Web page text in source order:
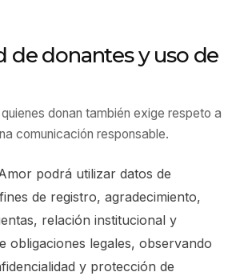
de donantes y uso de
donan también exige respeto a
comunicación responsable.
podrá utilizar datos de
de registro, agradecimiento,
relación institucional y
obligaciones legales, observando
y protección de